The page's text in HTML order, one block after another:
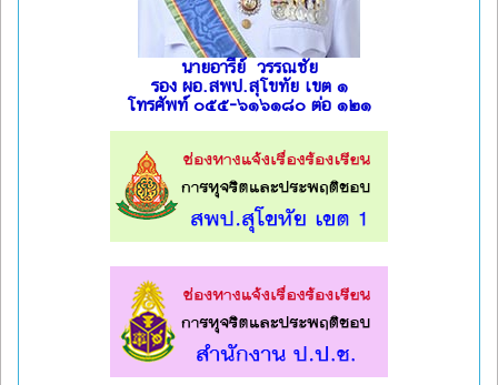
นายอารีย์ วรรณชัย
รอง ผอ.สพป.สุโขทัย เขต ๑
โทรศัพท์ ๐๕๕-๖๑๖๑๘๐ ต่อ ๑๒๑